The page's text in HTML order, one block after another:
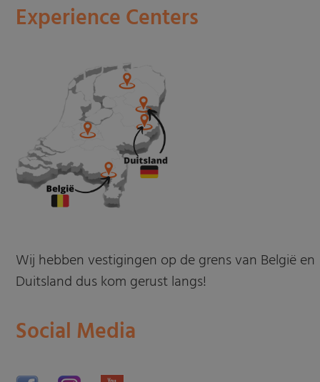
Experience Centers
Wij hebben vestigingen op de grens van België en
Duitsland dus kom gerust langs!
Social Media